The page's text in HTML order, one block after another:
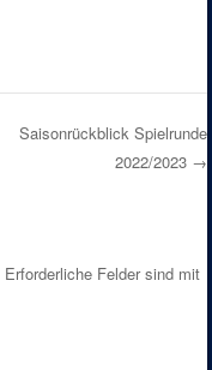
Saisonrückblick Spielrunde
2022/2023 →
Erforderliche Felder sind mit